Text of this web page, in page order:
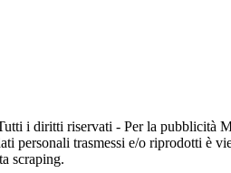
i diritti riservati - Per la pubblicità
personali trasmessi e/o riprodotti è
scraping.